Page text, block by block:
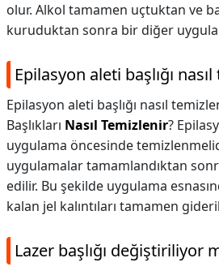
olur. Alkol tamamen uçtuktan ve
kuruduktan sonra bir diğer
Epilasyon aleti başlığı
Epilasyon aleti başlığı nasıl
Başlıkları Nasıl Temizlenir?
uygulama öncesinde
uygulamalar tamamlandıktan
edilir. Bu şekilde uygulama
kalan jel kalıntıları tamamen
Lazer başlığı değiştiriliyor